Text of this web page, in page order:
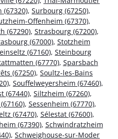
(67320), Surbourg (67250),
Offenheim (67370),
(67290), Strasbourg (67200),
(67000), Stotzheim
(67160), Steinbourg
(67770), Sparsbach
(67250), Soultz-les-Bains
, Souffelweyersheim (67460),
(67440), Siltzheim (67260),
, Sessenheim (67770),
(67470), Sélestat (67600),
(67390), Schwindratzheim
, Schweighouse-sur-Moder